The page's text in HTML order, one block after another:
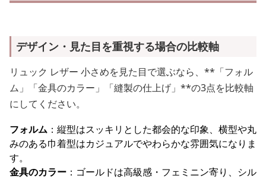
デザイン・見た目を重視する場合の比較軸
リュック レザー 小さめを見た目で選ぶなら、**「フォル
ム」「金具のカラー」「縫製の仕上げ」**の3点を比較軸
にしてください。
フォルム ：縦型はスッキリとした都会的な印象、横型や丸
みのある巾着型はカジュアルでやわらかな雰囲気になりま
す。
金具のカラー ：ゴールドは高級感・フェミニン寄り、シル